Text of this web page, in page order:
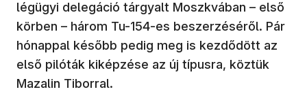
légügyi delegáció tárgyalt Moszkvában – első
körben – három Tu-154-es beszerzéséről. Pár
hónappal később pedig meg is kezdődött az
első pilóták kiképzése az új típusra, köztük
Mazalin Tiborral.